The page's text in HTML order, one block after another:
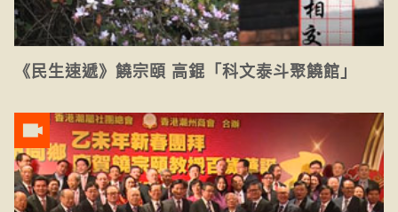
《民生速遞》饒宗頤 高錕「科文泰斗聚饒館」